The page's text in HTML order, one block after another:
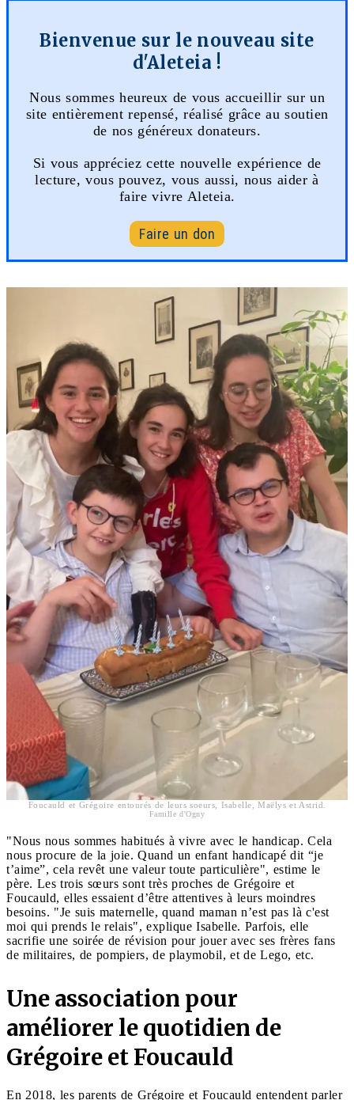
Bienvenue sur le nouveau site
d'Aleteia !
Nous sommes heureux de vous accueillir sur un
site entièrement repensé, réalisé grâce au soutien
de nos généreux donateurs.
Si vous appréciez cette nouvelle expérience de
lecture, vous pouvez, vous aussi, nous aider à
faire vivre Aleteia.
Faire un don
Foucauld et Grégoire entourés de leurs soeurs, Isabelle, Maëlys et Astrid.
Famille d'Ogny
"Nous nous sommes habitués à vivre avec le handicap. Cela
nous procure de la joie. Quand un enfant handicapé dit “je
t’aime”, cela revêt une valeur toute particulière", estime le
père. Les trois sœurs sont très proches de Grégoire et
Foucauld, elles essaient d’être attentives à leurs moindres
besoins. "Je suis maternelle, quand maman n’est pas là c'est
moi qui prends le relais", explique Isabelle. Parfois, elle
sacrifie une soirée de révision pour jouer avec ses frères fans
de militaires, de pompiers, de playmobil, et de Lego, etc.
Une association pour
améliorer le quotidien de
Grégoire et Foucauld
En 2018, les parents de Grégoire et Foucauld entendent parler